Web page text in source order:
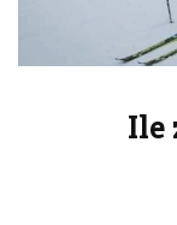
Ile